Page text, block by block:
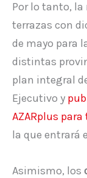
Por lo tanto,
terrazas con
de mayo para
distintas
plan integral
Ejecutivo y
AZARplus
la que entrará
Asimismo, los